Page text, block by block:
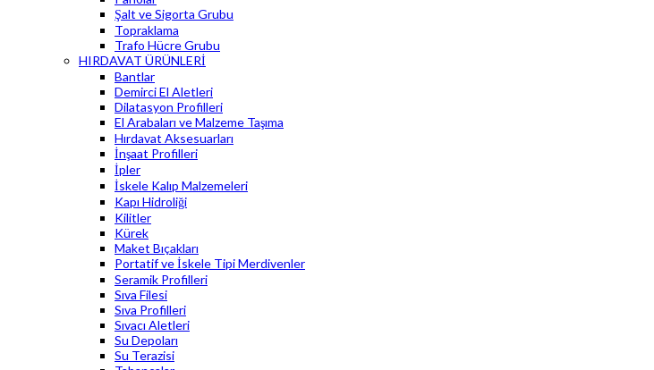
Şalt ve Sigorta Grubu
Topraklama
Trafo Hücre Grubu
HIRDAVAT ÜRÜNLERİ
Bantlar
Demirci El Aletleri
Dilatasyon Profilleri
El Arabaları ve Malzeme Taşıma
Hırdavat Aksesuarları
İnşaat Profilleri
İpler
İskele Kalıp Malzemeleri
Kapı Hidroliği
Kilitler
Kürek
Maket Bıçakları
Portatif ve İskele Tipi Merdivenler
Seramik Profilleri
Sıva Filesi
Sıva Profilleri
Sıvacı Aletleri
Su Depoları
Su Terazisi